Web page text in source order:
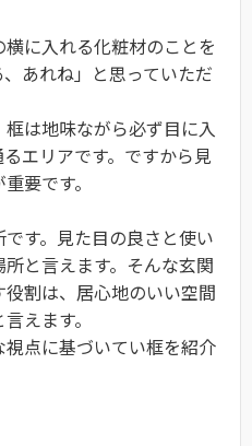
に入れる化粧材のことを
あれね」と思っていただ
は地味ながら必ず目に入
エリアです。ですから見
要です。
す。見た目の良さと使い
と言えます。そんな玄関
割は、居心地のいい空間
えます。
点に基づいてい框を紹介